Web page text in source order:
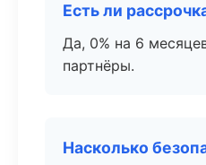
Есть ли
Да, 0% на 6
партнёры.
Насколько